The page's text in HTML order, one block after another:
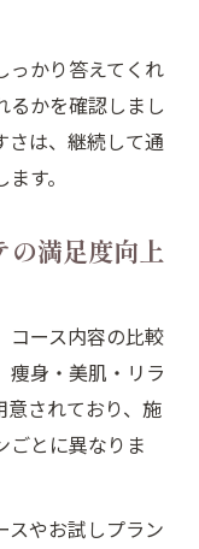
っかり答えてくれ
るかを確認しまし
さは、継続して通
す。
の満足度向上
コース内容の比較
痩身・美肌・リラ
意されており、施
ごとに異なりま
スやお試しプラン